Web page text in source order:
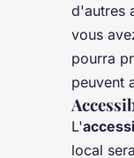
d'autres
vous
pourra
peuvent
L'
local